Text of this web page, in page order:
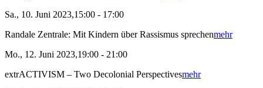
Sa., 10. Juni 2023,15:00 - 17:00
Randale Zentrale: Mit Kindern über Rassismus sprechenmehr
Mo., 12. Juni 2023,19:00 - 21:00
extrACTIVISM – Two Decolonial Perspectivesmehr